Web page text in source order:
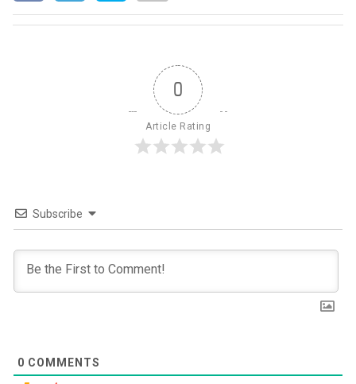
0
Article Rating
Subscribe
0 COMMENTS